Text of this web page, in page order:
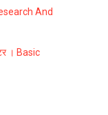
And
। Basic